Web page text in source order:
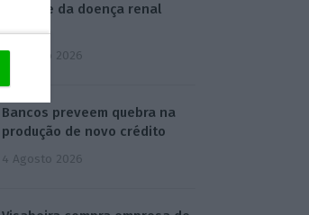
precoce da doença renal
4 Agosto 2026
Bancos preveem quebra na
produção de novo crédito
4 Agosto 2026